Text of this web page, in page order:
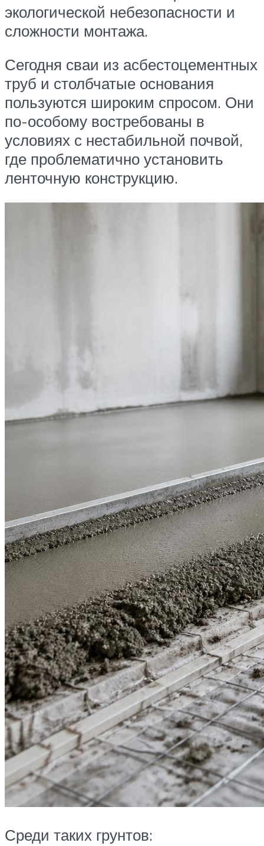
экологической небезопасности и
сложности монтажа.
Сегодня сваи из асбестоцементных
труб и столбчатые основания
пользуются широким спросом. Они
по-особому востребованы в
условиях с нестабильной почвой,
где проблематично установить
ленточную конструкцию.
Среди таких грунтов: